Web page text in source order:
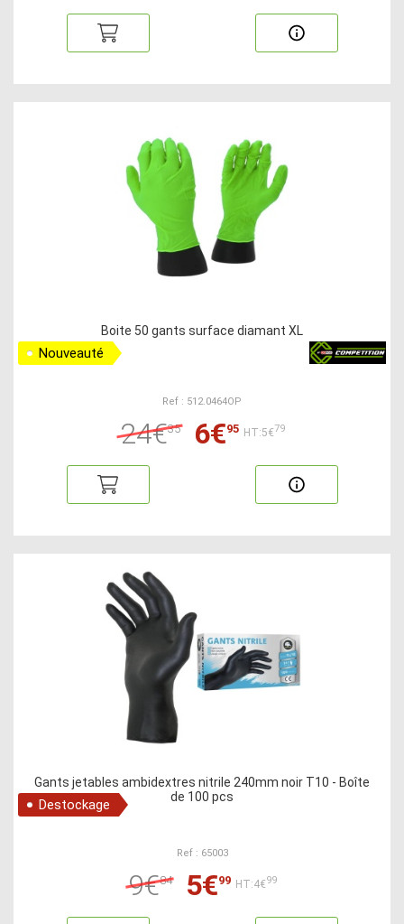
Boite 50 gants surface diamant XL
Nouveauté
Ref : 512.0464OP
24€35 6€95 HT:5€79
Gants jetables ambidextres nitrile 240mm noir T10 - Boîte
de 100 pcs
Destockage
Ref : 65003
9€84 5€99 HT:4€99